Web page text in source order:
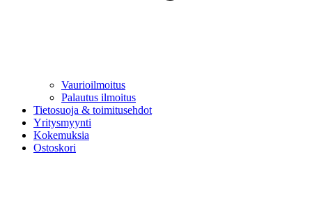
Vaurioilmoitus
Palautus ilmoitus
Tietosuoja & toimitusehdot
Yritysmyynti
Kokemuksia
Ostoskori